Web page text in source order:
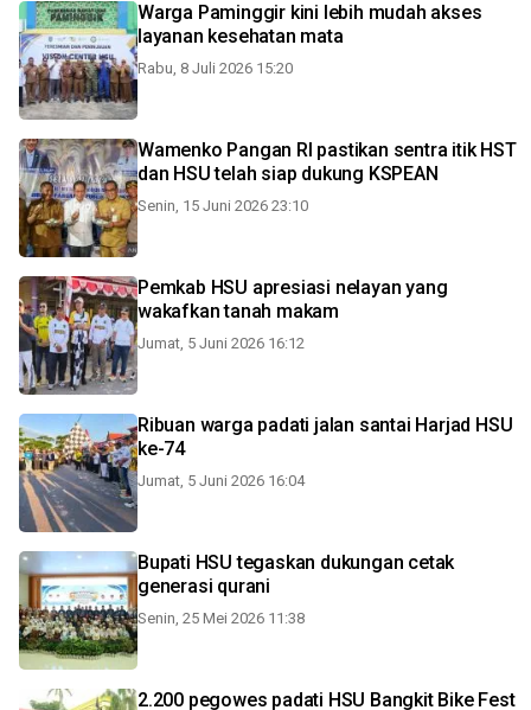
Warga Paminggir kini lebih mudah akses
layanan kesehatan mata
Rabu, 8 Juli 2026 15:20
Wamenko Pangan RI pastikan sentra itik HST
dan HSU telah siap dukung KSPEAN
Senin, 15 Juni 2026 23:10
Pemkab HSU apresiasi nelayan yang
wakafkan tanah makam
Jumat, 5 Juni 2026 16:12
Ribuan warga padati jalan santai Harjad HSU
ke-74
Jumat, 5 Juni 2026 16:04
Bupati HSU tegaskan dukungan cetak
generasi qurani
Senin, 25 Mei 2026 11:38
2.200 pegowes padati HSU Bangkit Bike Fest